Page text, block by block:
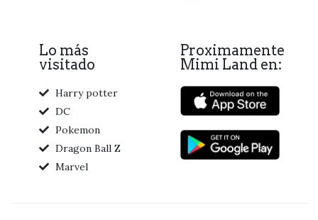
Lo más
visitado
Harry potter
DC
Pokemon
Dragon Ball Z
Marvel
Proximamente
Mimi Land en: